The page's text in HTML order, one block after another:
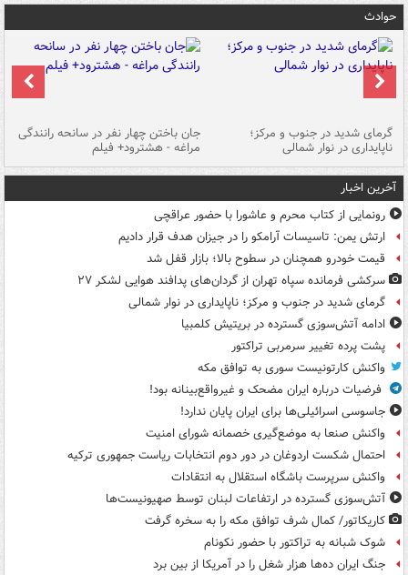
حوادث
گرمای شدید در جنوب و مرکز؛
ناپایداری در نوار شمالی
جان باختن چهار نفر در سانحه رانندگی
مراغه - هشترود+ فیلم
آخرین اخبار
رونمایی از کتاب محرم و عاشورا با حضور عراقچی
ارتش یمن: تاسیسات آرامکو را در جیزان هدف قرار دادیم
قیمت خودرو همچنان در سطوح بالا؛ بازار قفل شد
سرکشی فرمانده سپاه تهران از گردان‌های پدافند هوایی لشکر ۲۷
گرمای شدید در جنوب و مرکز؛ ناپایداری در نوار شمالی
ادامه آتش‌سوزی گسترده در بریتیش کلمبیا
پشت پرده تغییر سرمربی تراکتور
واکنش کارتونیست سوری به توافق مکه
فرضیات درباره ایران مضحک و غیرواقع‌بینانه بود!
جاسوسی اسرائیلی‌ها برای ایران پایان ندارد!
واکنش صنعا به موضع‌گیری خصمانه شورای امنیت
احتمال شکست اردوغان در دور دوم انتخابات ریاست جمهوری ترکیه
واکنش سرپرست باشگاه استقلال به انتقادات
آتش‌سوزی گسترده در ارتفاعات لبنان توسط صهیونیست‌ها
کاریکاتور/ کمال شرف توافق مکه را به سخره گرفت
شوک شبانه به تراکتور با حضور نکونام
جنگ ایران ده‌ها هزار شغل را در آمریکا از بین برد